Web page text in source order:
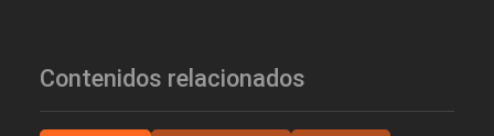
Contenidos relacionados